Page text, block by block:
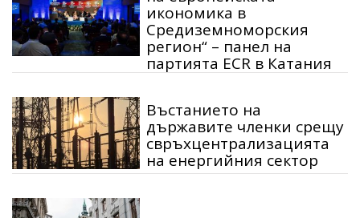
икономика в
Средиземноморския
регион“ – панел на
партията ECR в Катания
Въстанието на
държавите членки срещу
свръхцентрализацията
на енергийния сектор